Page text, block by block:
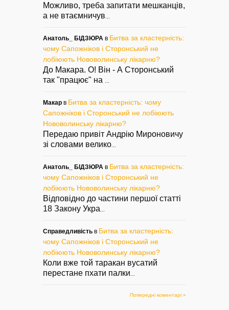
Можливо, треба запитати мешканців,
а не втаємничув
Анатоль_ БІДЗЮРА в Битва за кластерність:
чому Сапожніков і Сторонський не
лобіюють Нововолинську лікарню?
До Макара. О! Він - А Сторонський
так "працює" на
Макар в Битва за кластерність: чому
Сапожніков і Сторонський не лобіюють
Нововолинську лікарню?
Передаю привіт Андрію Мироновичу
зі словами велико
Анатоль_ БІДЗЮРА в Битва за кластерність:
чому Сапожніков і Сторонський не
лобіюють Нововолинську лікарню?
Відповідно до частини першої статті
18 Закону Укра
Справедливість в Битва за кластерність:
чому Сапожніков і Сторонський не
лобіюють Нововолинську лікарню?
Коли вже той таракан вусатий
перестане пхати палки
Попередні коментарі »